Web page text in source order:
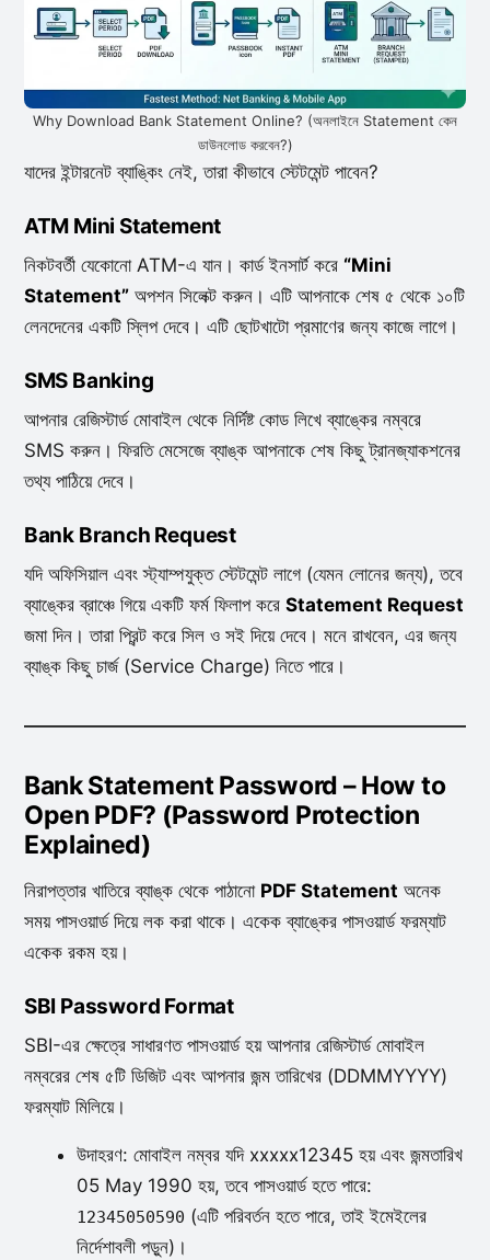
Why Download Bank Statement Online? (অনলাইনে Statement কেন
ডাউনলোড করবেন?)
যাদের ইন্টারনেট ব্যাঙ্কিং নেই, তারা কীভাবে স্টেটমেন্ট পাবেন?
ATM Mini Statement
নিকটবর্তী যেকোনো ATM-এ যান। কার্ড ইনসার্ট করে “Mini
Statement”অপশন সিলেক্ট করুন। এটি আপনাকে শেষ ৫ থেকে ১০টি
লেনদেনের একটি স্লিপ দেবে। এটি ছোটখাটো প্রমাণের জন্য কাজে লাগে।
SMS Banking
আপনার রেজিস্টার্ড মোবাইল থেকে নির্দিষ্ট কোড লিখে ব্যাঙ্কের নম্বরে
SMS করুন। ফিরতি মেসেজে ব্যাঙ্ক আপনাকে শেষ কিছু ট্রানজ্যাকশনের
তথ্য পাঠিয়ে দেবে।
Bank Branch Request
যদি অফিসিয়াল এবং স্ট্যাম্পযুক্ত স্টেটমেন্ট লাগে (যেমন লোনের জন্য), তবে
ব্যাঙ্কের ব্রাঞ্চে গিয়ে একটি ফর্ম ফিলাপ করে Statement Request
জমা দিন। তারা প্রিন্ট করে সিল ও সই দিয়ে দেবে। মনে রাখবেন, এর জন্য
ব্যাঙ্ক কিছু চার্জ (Service Charge) নিতে পারে।
Bank Statement Password – How to
Open PDF? (Password Protection
Explained)
নিরাপত্তার খাতিরে ব্যাঙ্ক থেকে পাঠানো PDF Statement অনেক
সময় পাসওয়ার্ড দিয়ে লক করা থাকে। একেক ব্যাঙ্কের পাসওয়ার্ড ফরম্যাট
একেক রকম হয়।
SBI Password Format
SBI-এর ক্ষেত্রে সাধারণত পাসওয়ার্ড হয় আপনার রেজিস্টার্ড মোবাইল
নম্বরের শেষ ৫টি ডিজিট এবং আপনার জন্ম তারিখের (DDMMYYYY)
ফরম্যাট মিলিয়ে।
উদাহরণ: মোবাইল নম্বর যদি xxxxx12345 হয় এবং জন্মতারিখ
05 May 1990 হয়, তবে পাসওয়ার্ড হতে পারে:
12345050590 (এটি পরিবর্তন হতে পারে, তাই ইমেইলের
নির্দেশাবলী পড়ুন)।